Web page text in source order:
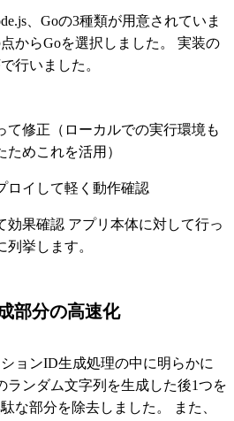
、Goの3種類が用意されていま
からGoを選択しました。 実装の
行いました。
て修正（ローカルでの実行環境も
ためこれを活用）
ロイして軽く動作確認
効果確認 アプリ本体に対して行っ
列挙します。
部分の高速化
ョンID生成処理の中に明らかに
ランダム文字列を生成した後1つを
な部分を除去しました。 また、